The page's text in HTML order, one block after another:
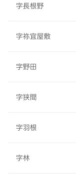
字長根野
字祢宜屋敷
字野田
字狭間
字羽根
字林